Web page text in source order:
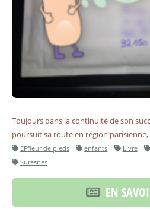
Toujours dans la continuité de son
poursuit sa route en région parisienne,
EFfleur de pieds enfants Livre
Suresnes
EN